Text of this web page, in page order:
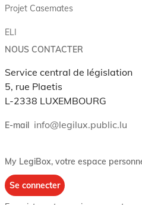
Projet Casemates
ELI
NOUS CONTACTER
Service central de législation
5, rue Plaetis
L-2338 LUXEMBOURG
E-mail info@legilux.public.lu
My LegiBox, votre espace
Se connecter